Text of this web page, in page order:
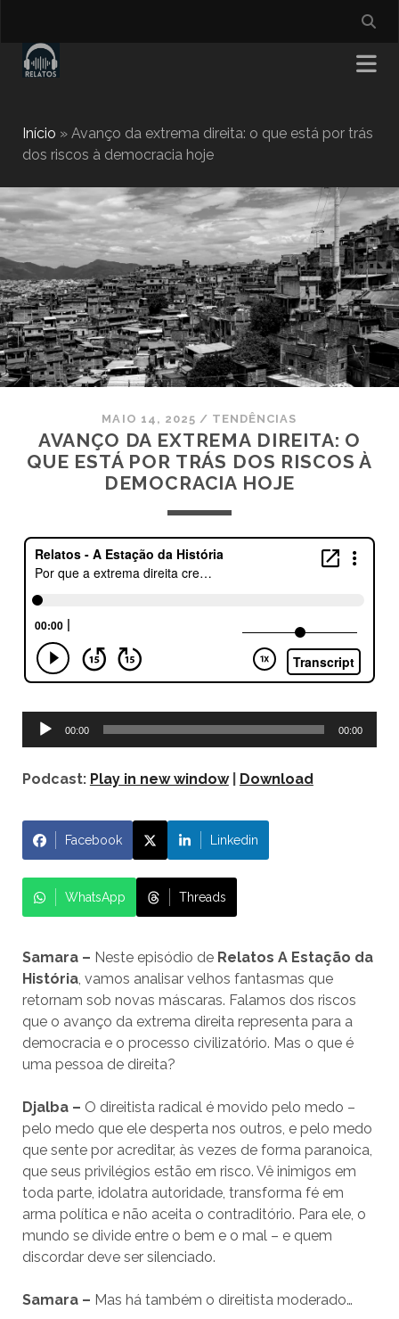
Início » Avanço da extrema direita: o que está por trás
dos riscos à democracia hoje
MAIO 14, 2025 / TENDÊNCIAS
AVANÇO DA EXTREMA DIREITA: O
QUE ESTÁ POR TRÁS DOS RISCOS À
DEMOCRACIA HOJE
Tocador
00:00 00:00
Podcast: Play in new window| Download
Facebook Linkedin
WhatsApp Threads
Samara – Neste episódio de Relatos A Estação da
História, vamos analisar velhos fantasmas que
retornam sob novas máscaras. Falamos dos riscos
que o avanço da extrema direita representa para a
democracia e o processo civilizatório. Mas o que é
uma pessoa de direita?
Djalba – O direitista radical é movido pelo medo –
pelo medo que ele desperta nos outros, e pelo medo
que sente por acreditar, às vezes de forma paranoica,
que seus privilégios estão em risco. Vê inimigos em
toda parte, idolatra autoridade, transforma fé em
arma política e não aceita o contraditório. Para ele, o
mundo se divide entre o bem e o mal – e quem
discordar deve ser silenciado.
Samara – Mas há também o direitista moderado…